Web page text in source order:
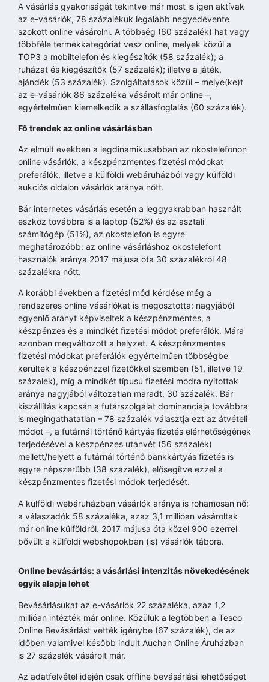
A vásárlás gyakoriságát tekintve már most is igen aktívak
az e-vásárlók, 78 százalékuk legalább negyedévente
szokott online vásárolni. A többség (60 százalék) hat vagy
többféle termékkategóriát vesz online, melyek közül a
TOP3 a mobiltelefon és kiegészítők (58 százalék); a
ruházat és kiegészítők (57 százalék); illetve a játék,
ajándék (53 százalék). Szolgáltatások közül – melye(ke)t
az e-vásárlók 86 százaléka vásárolt már online –,
egyértelműen kiemelkedik a szállásfoglalás (60 százalék).
Fő trendek az online vásárlásban
Az elmúlt években a legdinamikusabban az okostelefonon
online vásárlók, a készpénzmentes fizetési módokat
preferálók, illetve a külföldi webáruházból vagy külföldi
aukciós oldalon vásárlók aránya nőtt.
Bár internetes vásárlás esetén a leggyakrabban használt
eszköz továbbra is a laptop (52%) és az asztali
számítógép (51%), az okostelefon is egyre
meghatározóbb: az online vásárláshoz okostelefont
használók aránya 2017 májusa óta 30 százalékról 48
százalékra nőtt.
A korábbi években a fizetési mód kérdése még a
rendszeres online vásárlókat is megosztotta: nagyjából
egyenlő arányt képviseltek a készpénzmentes, a
készpénzes és a mindkét fizetési módot preferálók. Mára
azonban megváltozott a helyzet. A készpénzmentes
fizetési módokat preferálók egyértelműen többségbe
kerültek a készpénzzel fizetőkkel szemben (51, illetve 19
százalék), míg a mindkét típusú fizetési módra nyitottak
aránya nagyjából változatlan maradt, 30 százalék. Bár
kiszállítás kapcsán a futárszolgálat dominanciája továbbra
is megingathatatlan – 78 százalék választja ezt az átvételi
módot –, a futárnál történő kártyás fizetés elérhetőségének
terjedésével a készpénzes utánvét (56 százalék)
mellett/helyett a futárnál történő bankkártyás fizetés is
egyre népszerűbb (38 százalék), elősegítve ezzel a
készpénzmentes fizetési módok terjedését.
A külföldi webáruházban vásárlók aránya is rohamosan nő:
a válaszadók 58 százaléka, azaz 3,1 millióan vásároltak
már online külföldről. 2017 májusa óta közel 900 ezerrel
bővült a külföldi webshopokban (is) vásárlók tábora.
Online bevásárlás: a vásárlási intenzitás növekedésének
egyik alapja lehet
Bevásárlásukat az e-vásárlók 22 százaléka, azaz 1,2
millióan intézték már online. Közülük a legtöbben a Tesco
Online Bevásárlást vették igénybe (67 százalék), de az
időben valamivel később indult Auchan Online Áruházban
is 27 százalék vásárolt már.
Az adatfelvétel idején csak offline bevásárlási lehetőséget